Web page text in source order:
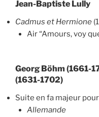
Jean-Baptiste Lully
Cadmus et Hermione
Air “Amours, voy
Georg Böhm (1661-
(1631-1702)
Suite en fa majeur
Allemande